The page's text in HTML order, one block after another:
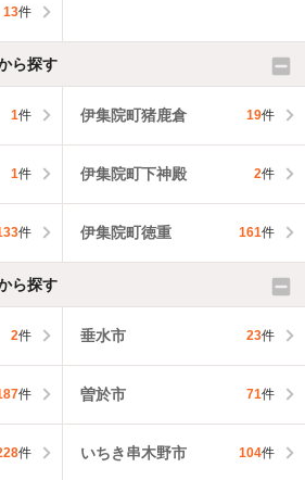
13件
ら探す
1件 伊集院町猪鹿倉 19件
1件 伊集院町下神殿 2件
件 伊集院町徳重 161件
ら探す
2件 垂水市 23件
件 曽於市 71件
件 いちき串木野市 104件